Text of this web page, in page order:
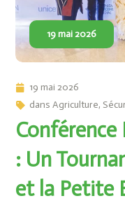
19 mai 2026
19 mai 2026
dansAgriculture,
Conférence
: Un
et la Petite